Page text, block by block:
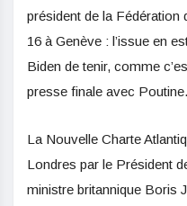
président de la Fédération
16 à Genève : l’issue en
Biden de tenir, comme
presse finale avec Poutine.
La Nouvelle Charte
Londres par le Président
ministre britannique Boris